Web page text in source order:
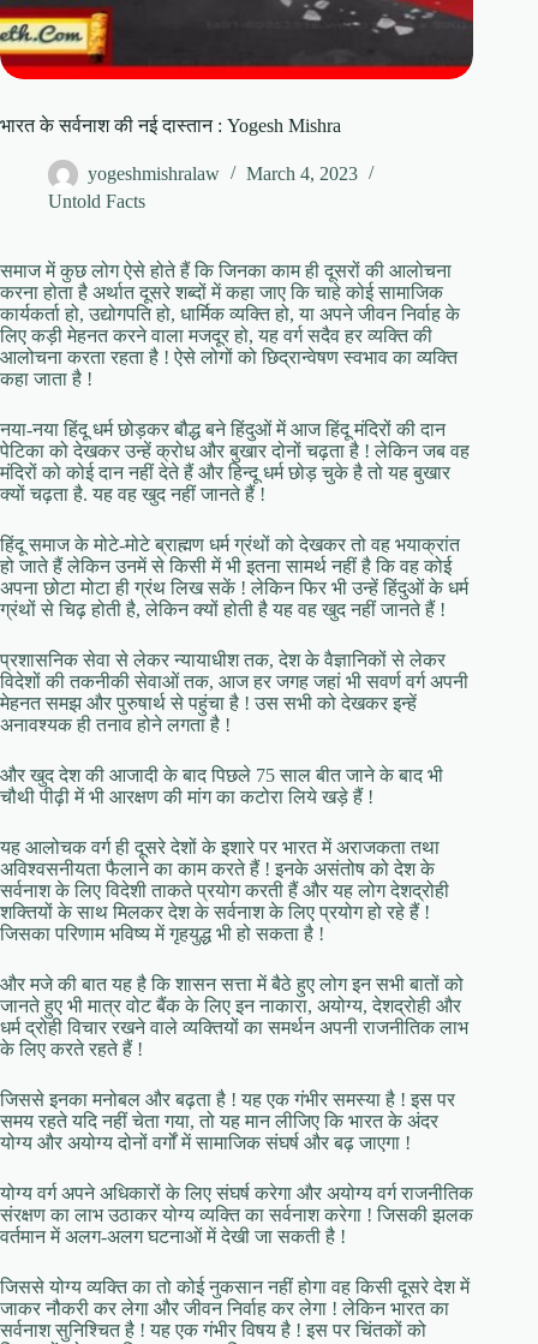
भारत के सर्वनाश की नई दास्तान : Yogesh Mishra
yogeshmishralaw
March 4, 2023
Untold Facts
समाज में कुछ लोग ऐसे होते हैं कि जिनका काम ही दूसरों की आलोचना
करना होता है अर्थात दूसरे शब्दों में कहा जाए कि चाहे कोई सामाजिक
कार्यकर्ता हो, उद्योगपति हो, धार्मिक व्यक्ति हो, या अपने जीवन निर्वाह के
लिए कड़ी मेहनत करने वाला मजदूर हो, यह वर्ग सदैव हर व्यक्ति की
आलोचना करता रहता है ! ऐसे लोगों को छिद्रान्वेषण स्वभाव का व्यक्ति
कहा जाता है !
नया-नया हिंदू धर्म छोड़कर बौद्ध बने हिंदुओं में आज हिंदू मंदिरों की दान
पेटिका को देखकर उन्हें क्रोध और बुखार दोनों चढ़ता है ! लेकिन जब वह
मंदिरों को कोई दान नहीं देते हैं और हिन्दू धर्म छोड़ चुके है तो यह बुखार
क्यों चढ़ता है. यह वह खुद नहीं जानते हैं !
हिंदू समाज के मोटे-मोटे ब्राह्मण धर्म ग्रंथों को देखकर तो वह भयाक्रांत
हो जाते हैं लेकिन उनमें से किसी में भी इतना सामर्थ नहीं है कि वह कोई
अपना छोटा मोटा ही ग्रंथ लिख सकें ! लेकिन फिर भी उन्हें हिंदुओं के धर्म
ग्रंथों से चिढ़ होती है, लेकिन क्यों होती है यह वह खुद नहीं जानते हैं !
प्रशासनिक सेवा से लेकर न्यायाधीश तक, देश के वैज्ञानिकों से लेकर
विदेशों की तकनीकी सेवाओं तक, आज हर जगह जहां भी सवर्ण वर्ग अपनी
मेहनत समझ और पुरुषार्थ से पहुंचा है ! उस सभी को देखकर इन्हें
अनावश्यक ही तनाव होने लगता है !
और खुद देश की आजादी के बाद पिछले 75 साल बीत जाने के बाद भी
चौथी पीढ़ी में भी आरक्षण की मांग का कटोरा लिये खड़े हैं !
यह आलोचक वर्ग ही दूसरे देशों के इशारे पर भारत में अराजकता तथा
अविश्वसनीयता फैलाने का काम करते हैं ! इनके असंतोष को देश के
सर्वनाश के लिए विदेशी ताकते प्रयोग करती हैं और यह लोग देशद्रोही
शक्तियों के साथ मिलकर देश के सर्वनाश के लिए प्रयोग हो रहे हैं !
जिसका परिणाम भविष्य में गृहयुद्ध भी हो सकता है !
और मजे की बात यह है कि शासन सत्ता में बैठे हुए लोग इन सभी बातों को
जानते हुए भी मात्र वोट बैंक के लिए इन नाकारा, अयोग्य, देशद्रोही और
धर्म द्रोही विचार रखने वाले व्यक्तियों का समर्थन अपनी राजनीतिक लाभ
के लिए करते रहते हैं !
जिससे इनका मनोबल और बढ़ता है ! यह एक गंभीर समस्या है ! इस पर
समय रहते यदि नहीं चेता गया, तो यह मान लीजिए कि भारत के अंदर
योग्य और अयोग्य दोनों वर्गों में सामाजिक संघर्ष और बढ़ जाएगा !
योग्य वर्ग अपने अधिकारों के लिए संघर्ष करेगा और अयोग्य वर्ग राजनीतिक
संरक्षण का लाभ उठाकर योग्य व्यक्ति का सर्वनाश करेगा ! जिसकी झलक
वर्तमान में अलग-अलग घटनाओं में देखी जा सकती है !
जिससे योग्य व्यक्ति का तो कोई नुकसान नहीं होगा वह किसी दूसरे देश में
जाकर नौकरी कर लेगा और जीवन निर्वाह कर लेगा ! लेकिन भारत का
सर्वनाश सुनिश्चित है ! यह एक गंभीर विषय है ! इस पर चिंतकों को